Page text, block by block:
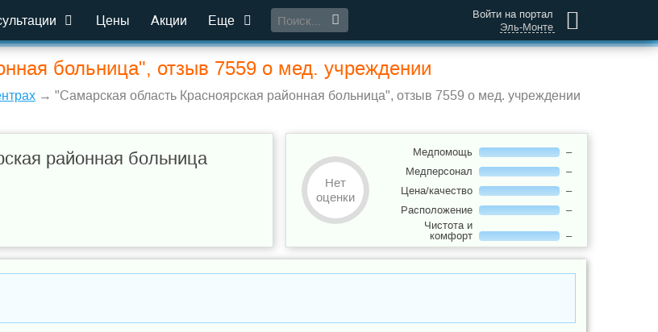
Цены Акции Еще
Войти на портал
Эль-Монте
больница", отзыв 7559 о мед. учреждении
→ "Самарская область Красноярская районная больница", отзыв 7559 о мед. учреждении
районная больница
Нет
оценки
Медпомощь
–
Медперсонал
–
Цена/качество
–
Расположение
–
Чистота и
комфорт
–